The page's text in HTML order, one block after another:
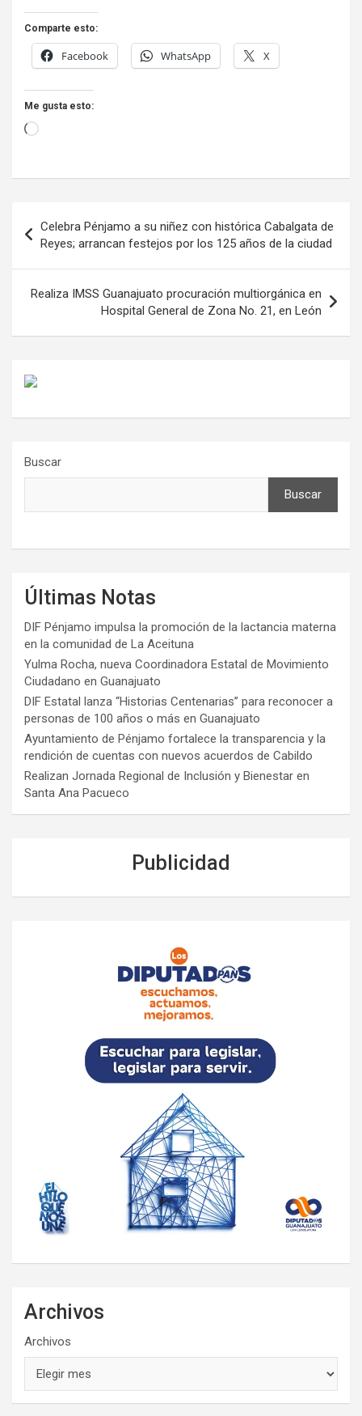
Comparte esto:
Facebook WhatsApp X
Me gusta esto:
Loading…
de
entradas
Celebra Pénjamo a su niñez con histórica Cabalgata de
Reyes; arrancan festejos por los 125 años de la ciudad
Realiza IMSS Guanajuato procuración multiorgánica en
Hospital General de Zona No. 21, en León
Buscar
Buscar
Últimas Notas
DIF Pénjamo impulsa la promoción de la lactancia materna
en la comunidad de La Aceituna
Yulma Rocha, nueva Coordinadora Estatal de Movimiento
Ciudadano en Guanajuato
DIF Estatal lanza “Historias Centenarias” para reconocer a
personas de 100 años o más en Guanajuato
Ayuntamiento de Pénjamo fortalece la transparencia y la
rendición de cuentas con nuevos acuerdos de Cabildo
Realizan Jornada Regional de Inclusión y Bienestar en
Santa Ana Pacueco
Publicidad
Archivos
Archivos